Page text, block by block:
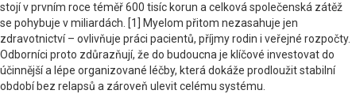
stojí v prvním roce téměř 600 tisíc korun a celková společenská zátěž
se pohybuje v miliardách. [1] Myelom přitom nezasahuje jen
zdravotnictví – ovlivňuje práci pacientů, příjmy rodin i veřejné rozpočty.
Odborníci proto zdůrazňují, že do budoucna je klíčové investovat do
účinnější a lépe organizované léčby, která dokáže prodloužit stabilní
období bez relapsů a zároveň ulevit celému systému.